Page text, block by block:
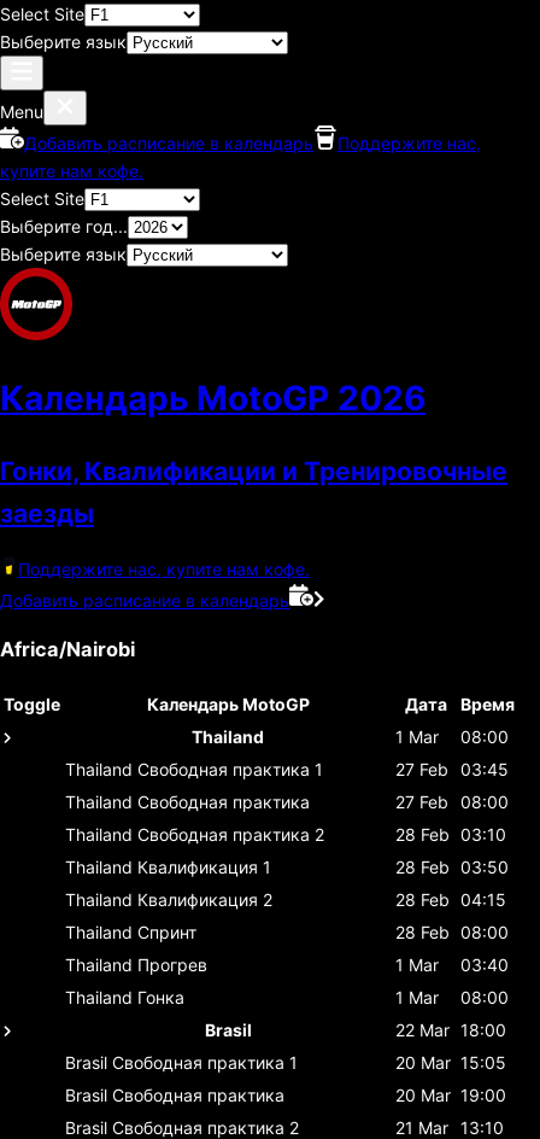
Select Site
Выберите язык
Menu
Добавить расписание в календарь
Поддержите нас,
купите нам кофе.
Select Site
Выберите год...
Выберите язык
Календарь MotoGP 2026
Гонки, Квалификации и Тренировочные
заезды
Поддержите нас, купите нам кофе.
Добавить расписание в календарь
Africa/Nairobi
Toggle Календарь MotoGP Дата
Время
Thailand
1 Mar
08:00
Thailand Свободная практика 1 27 Feb
03:45
Thailand Свободная практика 27 Feb
08:00
Thailand Свободная практика 2 28 Feb 03:10
Thailand Квалификация 1 28 Feb 03:50
Thailand Квалификация 2 28 Feb 04:15
Thailand Спринт 28 Feb 08:00
Thailand Прогрев 1 Mar
03:40
Thailand Гонка 1 Mar
08:00
Brasil
22 Mar 18:00
Brasil Свободная практика 1 20 Mar 15:05
Brasil Свободная практика 20 Mar 19:00
Brasil Свободная практика 2 21 Mar 13:10